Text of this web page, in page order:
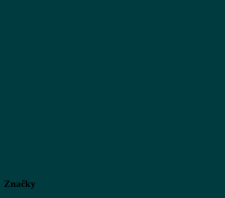
Značky